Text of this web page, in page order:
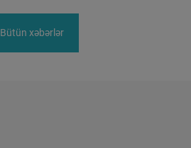
Bütün xəbərlər